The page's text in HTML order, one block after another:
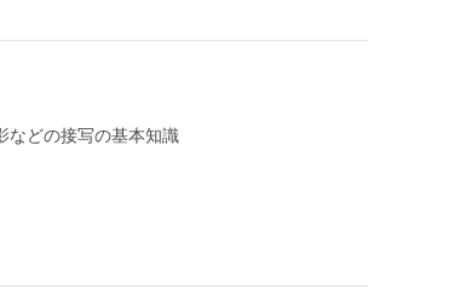
などの接写の基本知識